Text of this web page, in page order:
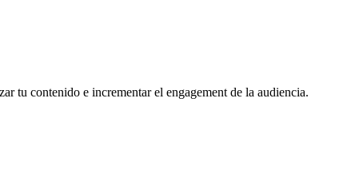
tu contenido e incrementar el engagement de la audiencia.